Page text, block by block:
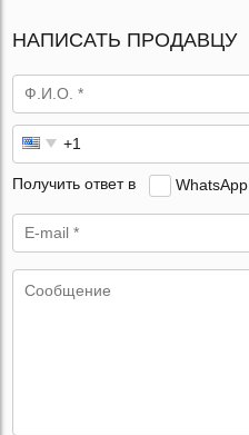
НАПИСАТЬ ПРОДАВЦУ
Получить ответ в WhatsApp